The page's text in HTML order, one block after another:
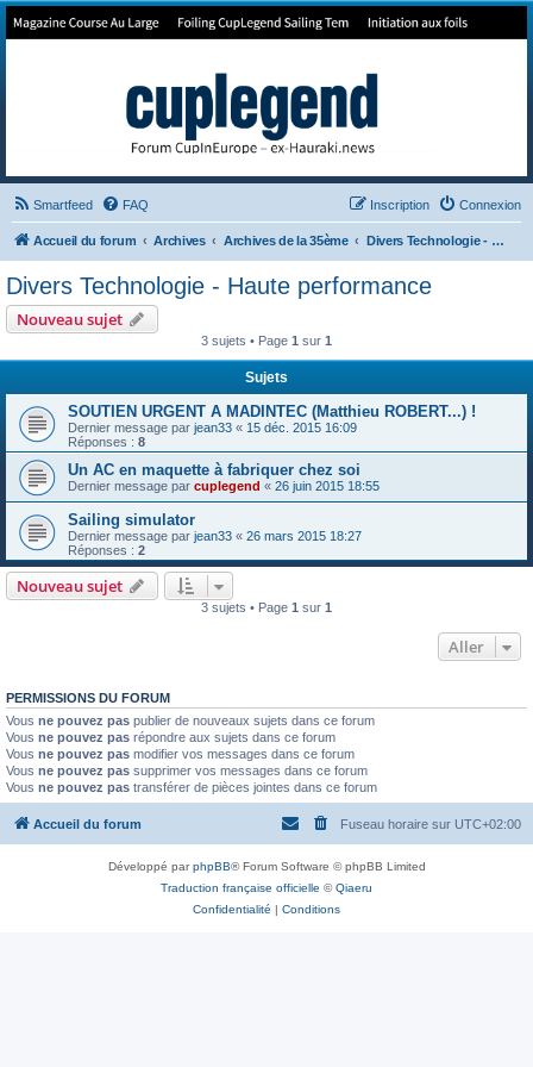
Forum de Cup In Europe
Smartfeed FAQ Connexion
Inscription
Accueil du forum Archives Archives de la 35ème Divers Technologie - Haute performance
Divers Technologie - Haute performance
Nouveau sujet
3 sujets • Page 1 sur 1
Sujets
SOUTIEN URGENT A MADINTEC (Matthieu ROBERT...) !
Dernier message par jean33 « 15 déc. 2015 16:09
Réponses : 8
Un AC en maquette à fabriquer chez soi
Dernier message par cuplegend « 26 juin 2015 18:55
Sailing simulator
Dernier message par jean33 « 26 mars 2015 18:27
Réponses : 2
Nouveau sujet
3 sujets • Page 1 sur 1
Aller
PERMISSIONS DU FORUM
Vous ne pouvez pas publier de nouveaux sujets dans ce forum
Vous ne pouvez pas répondre aux sujets dans ce forum
Vous ne pouvez pas modifier vos messages dans ce forum
Vous ne pouvez pas supprimer vos messages dans ce forum
Vous ne pouvez pas transférer de pièces jointes dans ce forum
Accueil du forum Fuseau horaire sur UTC+02:00
Développé parphpBB® Forum Software © phpBB Limited
Traduction française officielle ©Qiaeru
Confidentialité | Conditions